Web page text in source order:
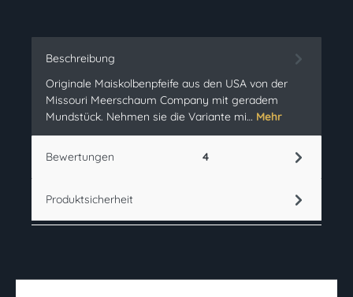
Beschreibung
Originale Maiskolbenpfeife aus den USA von der
Missouri Meerschaum Company mit geradem
Mundstück. Nehmen sie die Variante mi… Mehr
Bewertungen 4
Produktsicherheit